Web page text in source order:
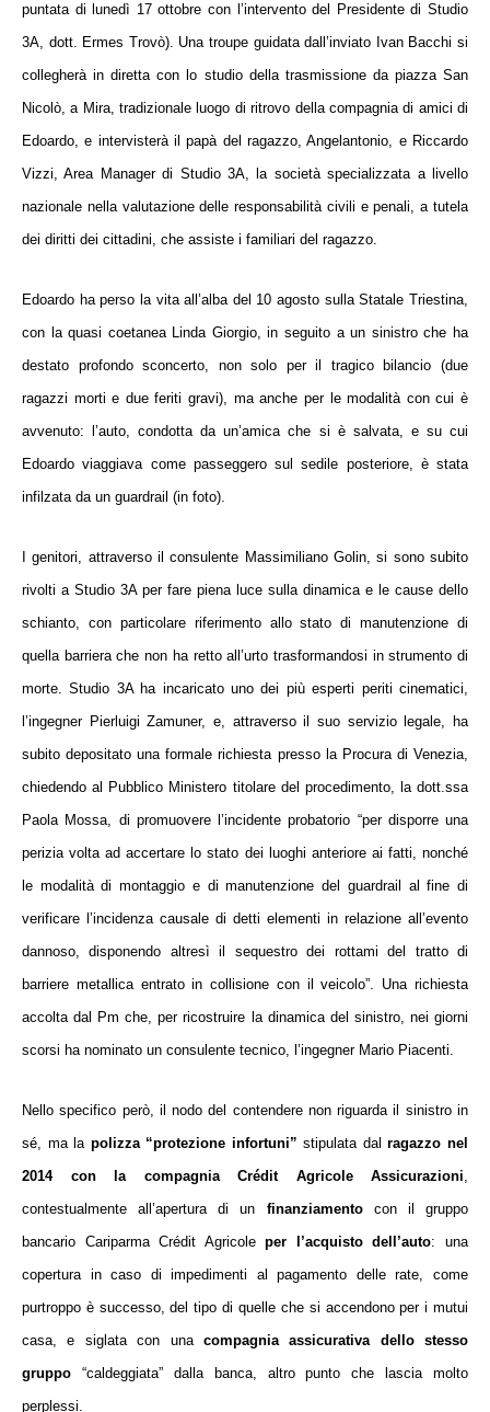
puntata di lunedì 17 ottobre con l’intervento del Presidente di Studio
3A, dott. Ermes Trovò). Una troupe guidatadall’inviato Ivan Bacchisi
collegherà in diretta con lo studiodella trasmissione da piazza San
Nicolò, a Mira, tradizionale luogo di ritrovo della compagnia di amici di
Edoardo, e intervisterà il papà del ragazzo, Angelantonio, e Riccardo
Vizzi, Area Manager di Studio 3A, la società specializzata a livello
nazionale nella valutazione delle responsabilità civili e penali, a tutela
dei diritti dei cittadini, che assiste i familiari del ragazzo.
Edoardo ha perso la vita all’alba del 10 agosto sullaStatale Triestina,
con la quasi coetanea Linda Giorgio, in seguito a un sinistro che ha
destato profondo sconcerto, non solo peril tragico bilancio(due
ragazzi morti e due feriti gravi), ma anche per le modalità con cui è
avvenuto: l’auto, condotta da un’amica che si è salvata, e su cui
Edoardo viaggiava come passeggero sul sedile posteriore, è stata
infilzata da un guardrail (in foto).
I genitori, attraverso il consulente Massimiliano Golin, si sono subito
rivolti a Studio 3Aper fare piena luce sulla dinamica e le cause dello
schianto, con particolare riferimento allo stato di manutenzione di
quella barrierache non ha retto all’urto trasformandosi in strumento di
morte. Studio 3Aha incaricatouno dei più esperti periti cinematici,
l’ingegner Pierluigi Zamuner, e, attraverso il suo servizio legale, ha
subitodepositato una formale richiesta presso la Procura di Venezia,
chiedendo al Pubblico Ministero titolare del procedimento, la dott.ssa
Paola Mossa, di promuovere l’incidente probatorio “per disporre una
perizia volta ad accertare lo stato dei luoghi anteriore ai fatti, nonché
le modalità di montaggio e di manutenzione del guardrail al fine di
verificare l’incidenza causale di detti elementi in relazione all’evento
dannoso, disponendo altresì il sequestro dei rottami del tratto di
barriere metallica entrato in collisione con il veicolo”. Una richiesta
accolta dal Pm che, per ricostruire la dinamica del sinistro, nei giorni
scorsi ha nominato un consulente tecnico, l’ingegner Mario Piacenti.
Nello specifico però, il nodo del contendere non riguarda il sinistro in
sé, ma la polizza “protezione infortuni” stipulata dal ragazzo nel
2014 con la compagnia Crédit Agricole Assicurazioni,
contestualmente all’apertura di un finanziamentocon il gruppo
bancario Cariparma Crédit Agricoleper l’acquisto dell’auto:
una
copertura in caso di impedimenti al pagamento delle rate, come
purtroppo è successo, del tipo di quelle che si accendono per i mutui
casa, e siglata con una compagnia assicurativa dello stesso
gruppo “caldeggiata” dalla banca, altro punto che lascia molto
perplessi.